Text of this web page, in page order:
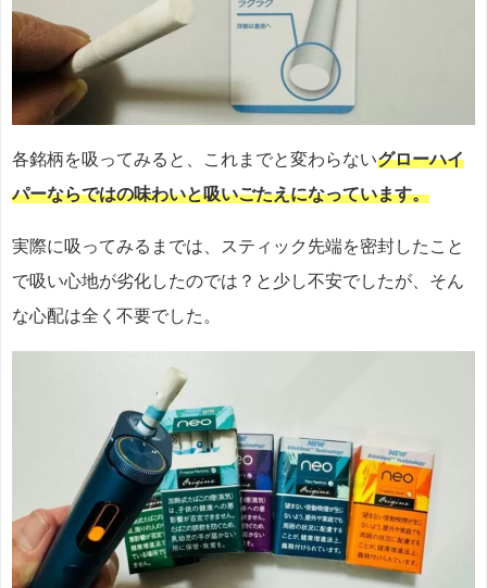
各銘柄を吸ってみると、これまでと変わらないグローハイ
パーならではの味わいと吸いごたえになっています。
実際に吸ってみるまでは、スティック先端を密封したこと
で吸い心地が劣化したのでは？と少し不安でしたが、そん
な心配は全く不要でした。